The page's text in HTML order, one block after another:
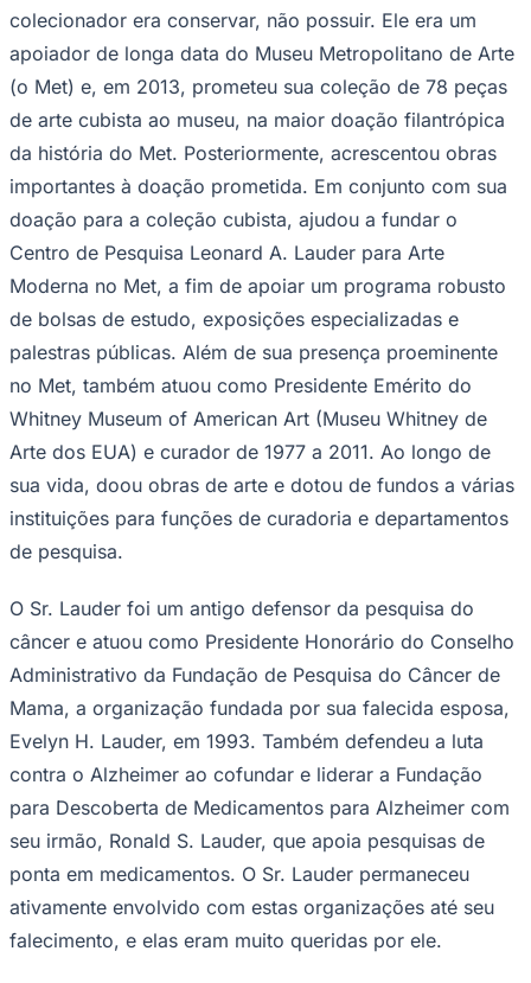
Santos
Flamengo
colecionador era conservar, não possuir. Ele era um
apoiador de longa data do Museu Metropolitano de Arte
(o Met) e, em 2013, prometeu sua coleção de 78 peças
de arte cubista ao museu, na maior doação filantrópica
da história do Met. Posteriormente, acrescentou obras
importantes à doação prometida. Em conjunto com sua
doação para a coleção cubista, ajudou a fundar o
Centro de Pesquisa Leonard A. Lauder para Arte
Moderna no Met, a fim de apoiar um programa robusto
de bolsas de estudo, exposições especializadas e
palestras públicas. Além de sua presença proeminente
no Met, também atuou como Presidente Emérito do
Whitney Museum of American Art (Museu Whitney de
Arte dos EUA) e curador de 1977 a 2011. Ao longo de
sua vida, doou obras de arte e dotou de fundos a várias
instituições para funções de curadoria e departamentos
de pesquisa.
O Sr. Lauder foi um antigo defensor da pesquisa do
câncer e atuou como Presidente Honorário do Conselho
Administrativo da Fundação de Pesquisa do Câncer de
Mama, a organização fundada por sua falecida esposa,
Evelyn H. Lauder, em 1993. Também defendeu a luta
contra o Alzheimer ao cofundar e liderar a Fundação
para Descoberta de Medicamentos para Alzheimer com
seu irmão, Ronald S. Lauder, que apoia pesquisas de
ponta em medicamentos. O Sr. Lauder permaneceu
ativamente envolvido com estas organizações até seu
falecimento, e elas eram muito queridas por ele.